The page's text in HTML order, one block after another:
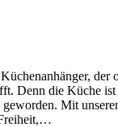
der
Denn die Küche
geworden. Mit